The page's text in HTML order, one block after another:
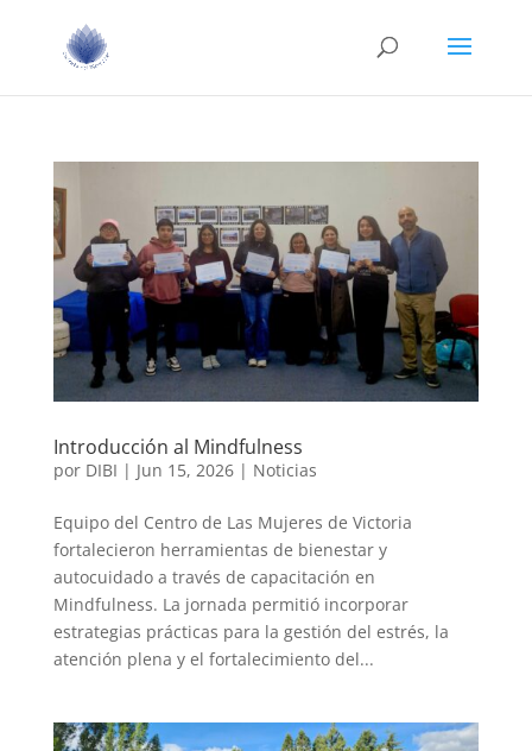
Introducción al Mindfulness
por DIBI | Jun 15, 2026| Noticias
Equipo del Centro de Las Mujeres de Victoria
fortalecieron herramientas de bienestar y
autocuidado a través de capacitación en
Mindfulness. La jornada permitió incorporar
estrategias prácticas para la gestión del estrés, la
atención plena y el fortalecimiento del...